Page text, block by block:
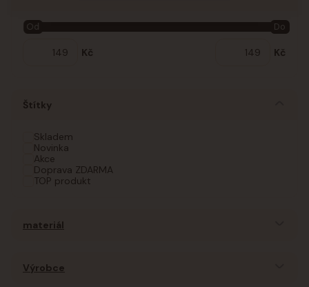
Kč
Od Do
Kč
Štítky
Skladem
Novinka
Akce
Doprava ZDARMA
TOP produkt
materiál
Výrobce